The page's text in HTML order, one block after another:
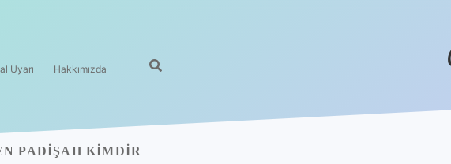
Uyarı Hakkımızda
PADIŞAH KIMDIR